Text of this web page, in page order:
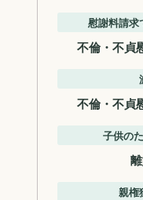
慰謝料請求
不倫・不貞
不倫・不貞
子供の
親権